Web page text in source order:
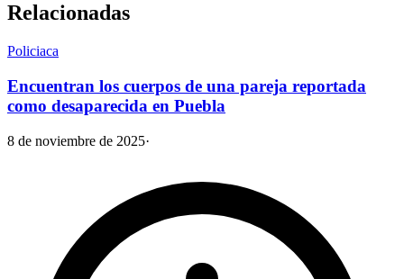
Relacionadas
Policiaca
Encuentran los cuerpos de una pareja reportada
como desaparecida en Puebla
8 de noviembre de 2025·